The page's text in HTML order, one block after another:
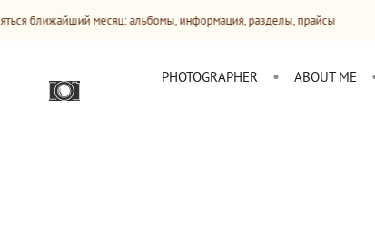
PHOTOGRAPHER ABOUT ME
месяц: альбомы, информация, разделы, прайсы